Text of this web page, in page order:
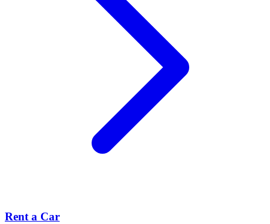
Rent a Car